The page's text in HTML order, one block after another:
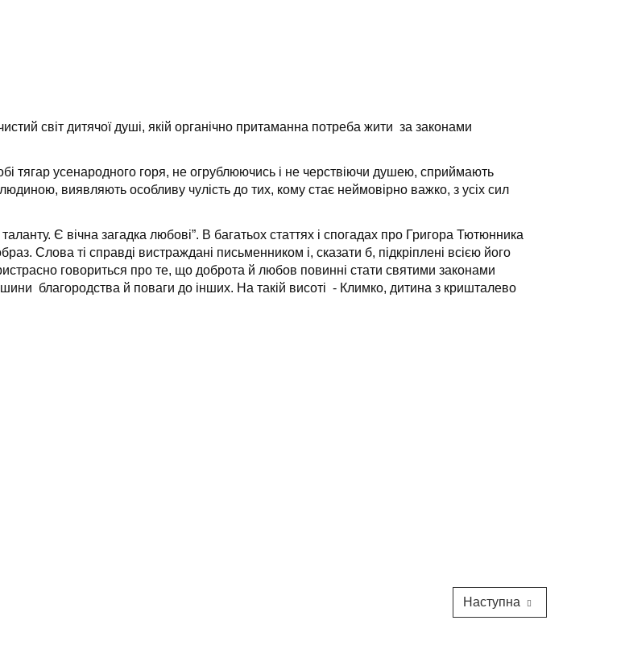
світ дитячої душі, якій органічно притаманна потреба жити за законами
тягар усенародного горя, не огрублюючись і не черствіючи душею, сприймають
виявляють особливу чулість до тих, кому стає неймовірно важко, з усіх сил
Є вічна загадка любові”. В багатьох статтях і спогадах про Григора Тютюнника
Слова ті справді вистраждані письменником і, сказати б, підкріплені всією його
говориться про те, що доброта й любов повинні стати святими законами
благородства й поваги до інших. На такій висоті - Климко, дитина з кришталево
Наступна